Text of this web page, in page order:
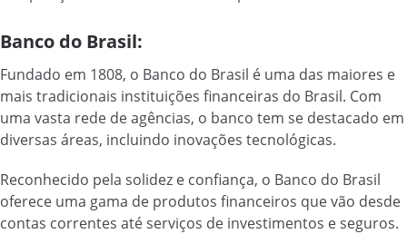
Banco do Brasil:
Fundado em 1808, o Banco do Brasil é uma das maiores e
mais tradicionais instituições financeiras do Brasil. Com
uma vasta rede de agências, o banco tem se destacado em
diversas áreas, incluindo inovações tecnológicas.
Reconhecido pela solidez e confiança, o Banco do Brasil
oferece uma gama de produtos financeiros que vão desde
contas correntes até serviços de investimentos e seguros.